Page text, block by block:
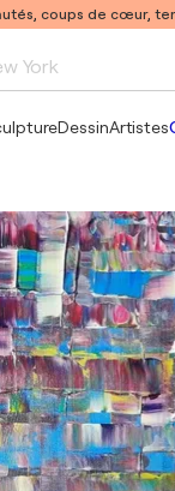
coups de cœur,
York
Picasso
DessinArtistes